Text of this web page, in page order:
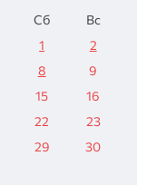
Сб
Вс
1
2
8
9
15
16
22
23
29
30